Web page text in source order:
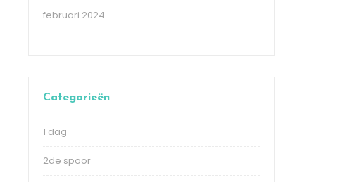
februari 2024
Categorieën
1 dag
2de spoor